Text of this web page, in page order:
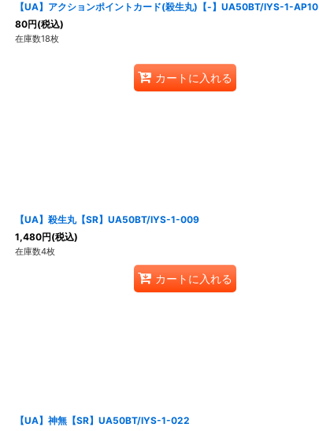
【UA】アクションポイントカード(殺生丸)【-】UA50BT/IYS-1-AP10
80円(税込)
在庫数18枚
カートに入れる
【UA】殺生丸【SR】UA50BT/IYS-1-009
1,480円(税込)
在庫数4枚
カートに入れる
【UA】神無【SR】UA50BT/IYS-1-022